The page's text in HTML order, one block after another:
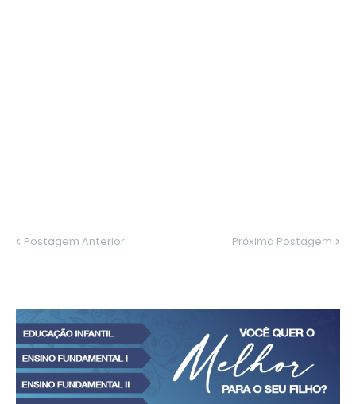
Postagem Anterior Próxima Postagem